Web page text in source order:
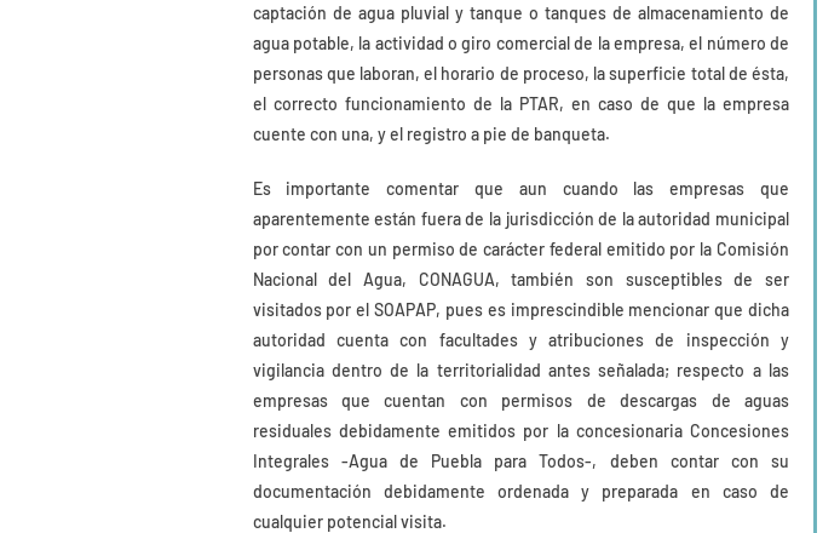
captación de agua pluvial y tanque o tanques de almacenamiento de
agua potable, la actividad o giro comercial de la empresa, el número de
personas que laboran, el horario de proceso, la superficie total de ésta,
el correcto funcionamiento de la PTAR, en caso de que la empresa
cuente con una, y el registro a pie de banqueta.
Es importante comentar que aun cuando las empresas que
aparentemente están fuera de la jurisdicción de la autoridad municipal
por contar con un permiso de carácter federal emitido por la Comisión
Nacional del Agua, CONAGUA, también son susceptibles de ser
visitados por el SOAPAP, pues es imprescindible mencionar que dicha
autoridad cuenta con facultades y atribuciones de inspección y
vigilancia dentro de la territorialidad antes señalada; respecto a las
empresas que cuentan con permisos de descargas de aguas
residuales debidamente emitidos por la concesionaria Concesiones
Integrales -Agua de Puebla para Todos-, deben contar con su
documentación debidamente ordenada y preparada en caso de
cualquier potencial visita.